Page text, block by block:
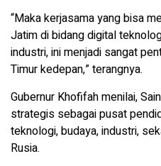
“Maka kerjasama yang bisa
Jatim di bidang digital
industri, ini menjadi sangat
Timur kedepan,” terangnya.
Gubernur Khofifah menilai,
strategis sebagai pusat
teknologi, budaya, industri,
Rusia.